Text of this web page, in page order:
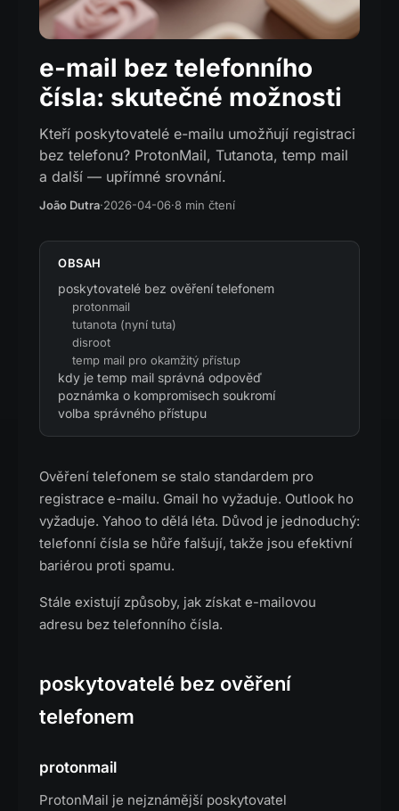
e-mail bez telefonního
čísla: skutečné možnosti
Kteří poskytovatelé e-mailu umožňují registraci
bez telefonu? ProtonMail, Tutanota, temp mail
a další — upřímné srovnání.
João Dutra·2026-04-06·8 min čtení
OBSAH
poskytovatelé bez ověření telefonem
protonmail
tutanota (nyní tuta)
disroot
temp mail pro okamžitý přístup
kdy je temp mail správná odpověď
poznámka o kompromisech soukromí
volba správného přístupu
Ověření telefonem se stalo standardem pro
registrace e-mailu. Gmail ho vyžaduje. Outlook ho
vyžaduje. Yahoo to dělá léta. Důvod je jednoduchý:
telefonní čísla se hůře falšují, takže jsou efektivní
bariérou proti spamu.
Stále existují způsoby, jak získat e-mailovou
adresu bez telefonního čísla.
poskytovatelé bez ověření
telefonem
protonmail
ProtonMail je nejznámější poskytovatel